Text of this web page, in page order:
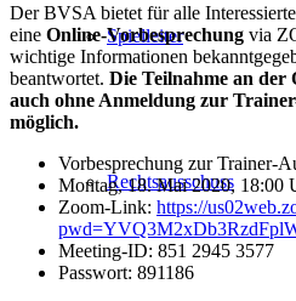
Spielleiter
Rechtsausschuss
Der BVSA bietet für alle
eine Online-Vorbesprechung via
wichtige Informationen
beantwortet. Die Teilnahme an der
auch ohne Anmeldung zur
möglich.
Vorbesprechung zur Trainer-
Montag, 18. Mai 2020, 18:00
Zoom-Link: https://
Meeting-ID: 851 2945 3577
Passwort: 891186